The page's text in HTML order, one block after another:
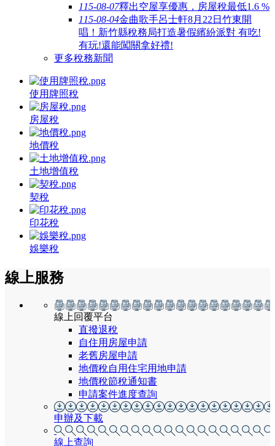
115-08-07釋出空屋享優惠，房屋稅最低1.6 %
115-08-04金曲歌手呂士軒8月22日竹東開
唱！新竹縣稅務局打造暑假繽紛派對 有吃!
有玩!還能闖關拿好禮!
更多稅務新聞
使用牌照稅
房屋稅
地價稅
土地增值稅
契稅
印花稅
娛樂稅
線上服務
線上回覆平台
直撥退稅
自住用房屋申請
老舊房屋申請
地價稅自用住宅用地申請
地價稅節稅通知書
申請案件進度查詢
申辦及下載
線上查詢